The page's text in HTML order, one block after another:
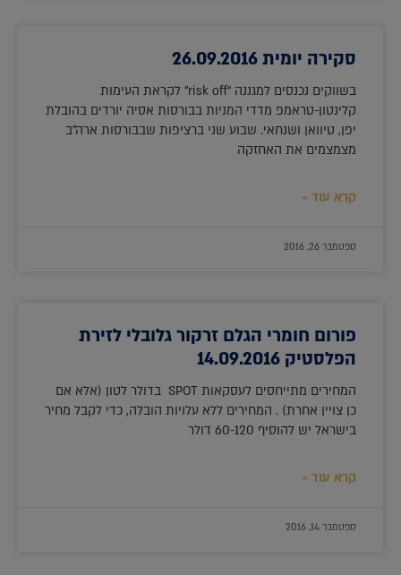
סקירה יומית 26.09.2016
בשווקים נכנסים למגננה "risk off" לקראת העימות
קלינטון-טראמפ מדדי המניות בבורסות אסיה יורדים בהובלת
יפן, טיוואן ושנחאי. שבוע שני ברציפות שבבורסות ארה"ב
מצמצמים את האחזקה
קרא עוד »
ספטמבר 26, 2016
פורום חומרי הגלם זרקור גלובלי לזירת
הפלסטיק 14.09.2016
המחירים מתייחסים לעסקאות SPOT בדולר לטון (אלא אם
כן צויין אחרת) . המחירים ללא עלויות הובלה, כדי לקבל מחיר
בישראל יש להוסיף 60-120 דולר
קרא עוד »
ספטמבר 14, 2016